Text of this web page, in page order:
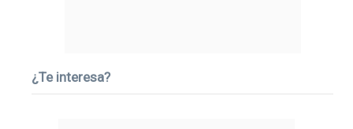
¿Te interesa?